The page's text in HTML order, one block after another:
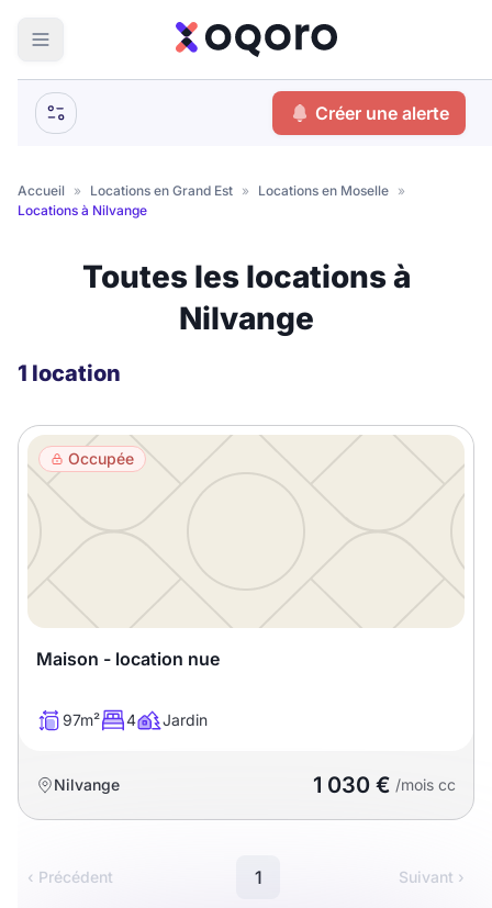
Votre
Que recherchez-vous ?
Logement entier
Coliving
Résidence étudiante
Meublé ?
Meublé Non meublé
Montant du loyer
Studio
T6 T7
recherche
Créer une alerte
Accueil » Locations en Grand Est » Locations en Moselle »
Locations à Nilvange
Toutes les locations à
Nilvange
1 location
Occupée
Maison - location nue
97m² 4 Jardin
Nilvange 1 030 € /mois cc
‹ Précédent 1 Suivant ›